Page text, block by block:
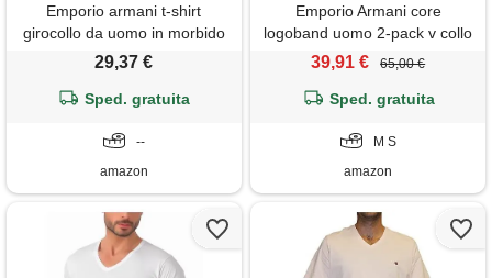
Emporio armani t-shirt
girocollo da uomo in morbido
modal blu m
29,37 €
Sped. gratuita
--
amazon
Emporio Armani core
logoband uomo 2-pack v collo
t-shirt blu s regolare, blu
39,91 € 65,00 €
Sped. gratuita
M S
amazon